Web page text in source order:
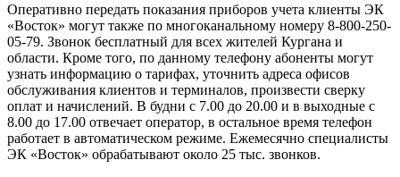
Оперативно передать показания приборов учета клиенты ЭК
«Восток» могут также по многоканальному номеру 8-800-250-
05-79. Звонок бесплатный для всех жителей Кургана и
области. Кроме того, по данному телефону абоненты могут
узнать информацию о тарифах, уточнить адреса офисов
обслуживания клиентов и терминалов, произвести сверку
оплат и начислений. В будни с 7.00 до 20.00 и в выходные с
8.00 до 17.00 отвечает оператор, в остальное время телефон
работает в автоматическом режиме. Ежемесячно специалисты
ЭК «Восток» обрабатывают около 25 тыс. звонков.